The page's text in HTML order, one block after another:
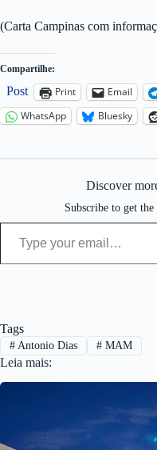
(Carta Campinas com
Compartilhe:
Post Print Email
WhatsApp
Bluesky
Discover
Subscribe to get
Type your email…
Tags
#Antonio Dias #MAM
Leia mais: